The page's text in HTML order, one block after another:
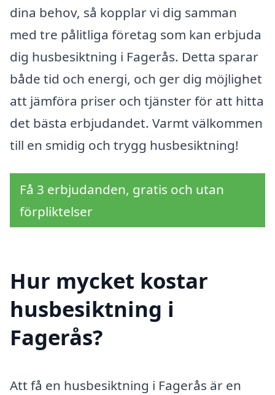
dina behov, så kopplar vi dig samman
med tre pålitliga företag som kan erbjuda
dig husbesiktning i Fagerås. Detta sparar
både tid och energi, och ger dig möjlighet
att jämföra priser och tjänster för att hitta
det bästa erbjudandet. Varmt välkommen
till en smidig och trygg husbesiktning!
Få 3 erbjudanden, gratis och utan
förpliktelser
Hur mycket kostar
husbesiktning i
Fagerås?
Att få en husbesiktning i Fagerås är en